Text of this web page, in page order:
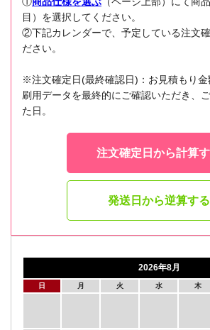
目）を選択してください。
②下記カレンダーで、予定している注文
ださい。
※注文確定日(最終確認日)：お見積もり金
刷用データを最終的にご確認いただき、
た日。
注文確定日から計算
発送日から逆算する
2026年8月
日 月 火 水 木